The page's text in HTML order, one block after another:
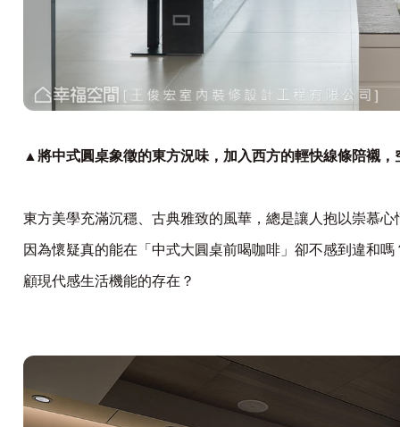
▲將中式圓桌象徵的東方況味，加入西方的輕快線條陪襯
東方美學充滿沉穩、古典雅致的風華，總是讓人抱以崇慕
因為懷疑真的能在「中式大圓桌前喝咖啡」卻不感到違和
顧現代感生活機能的存在？